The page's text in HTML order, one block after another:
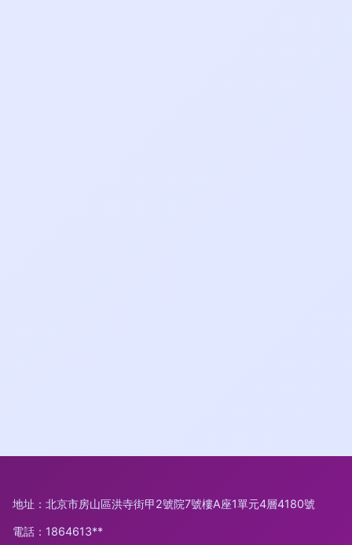
地址：北京市房山區洪寺街甲2號院7號樓A座1單元4層4180號
電話：1864613**